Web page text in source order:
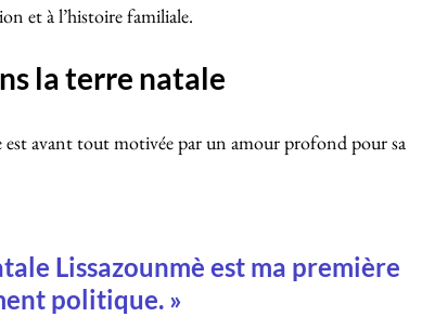
et à l’histoire familiale.
la terre natale
avant tout motivée par un amour profond pour sa
Lissazounmè est ma première
politique. »